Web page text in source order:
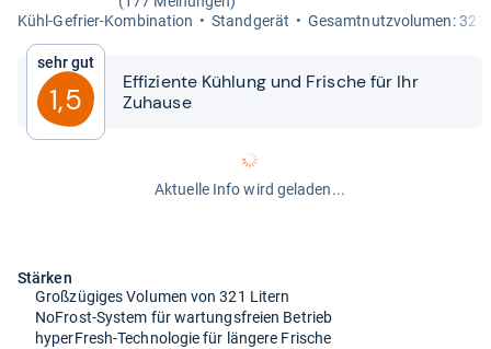
Kühl-​Gefrier-​Kom­bi­na­tion
Stand­ge­rät Gesamt­nutz­vo­lu­men: 321
Sehr gut
1,5
Effi­zi­ente Küh­lung und Fri­sche für Ihr
Zuhause
Aktuelle Info wird geladen...
Stärken
Großzügiges Volumen von 321 Litern
NoFrost-System für wartungsfreien Betrieb
hyperFresh-Technologie für längere Frische